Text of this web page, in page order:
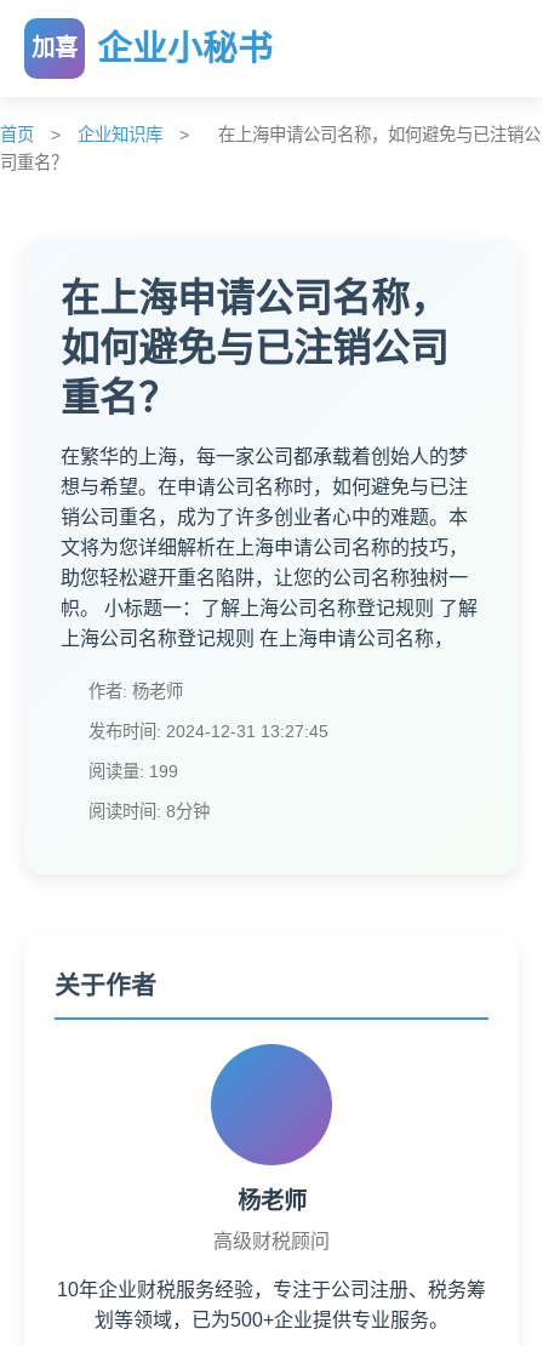
加喜 企业小秘书
首页 > 企业知识库 >
在上海申请公司名称，如何避免与已注销公
司重名？
在上海申请公司名称，
如何避免与已注销公司
重名？
在繁华的上海，每一家公司都承载着创始人的梦
想与希望。在申请公司名称时，如何避免与已注
销公司重名，成为了许多创业者心中的难题。本
文将为您详细解析在上海申请公司名称的技巧，
助您轻松避开重名陷阱，让您的公司名称独树一
帜。 小标题一：了解上海公司名称登记规则 了解
上海公司名称登记规则 在上海申请公司名称，
作者: 杨老师
发布时间: 2024-12-31 13:27:45
阅读量: 199
阅读时间: 8分钟
关于作者
杨老师
高级财税顾问
10年企业财税服务经验，专注于公司注册、税务筹
划等领域，已为500+企业提供专业服务。